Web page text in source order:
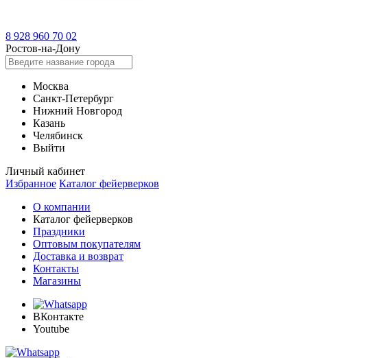
8 928 960 70 02
Ростов-на-Дону
Москва
Санкт-Петербург
Нижний Новгород
Казань
Челябинск
Выйти
Личный кабинет
Избранное Каталог фейерверков
О компании
Каталог фейерверков
Праздники
Оптовым покупателям
Доставка и возврат
Контакты
Магазины
ВКонтакте
Youtube